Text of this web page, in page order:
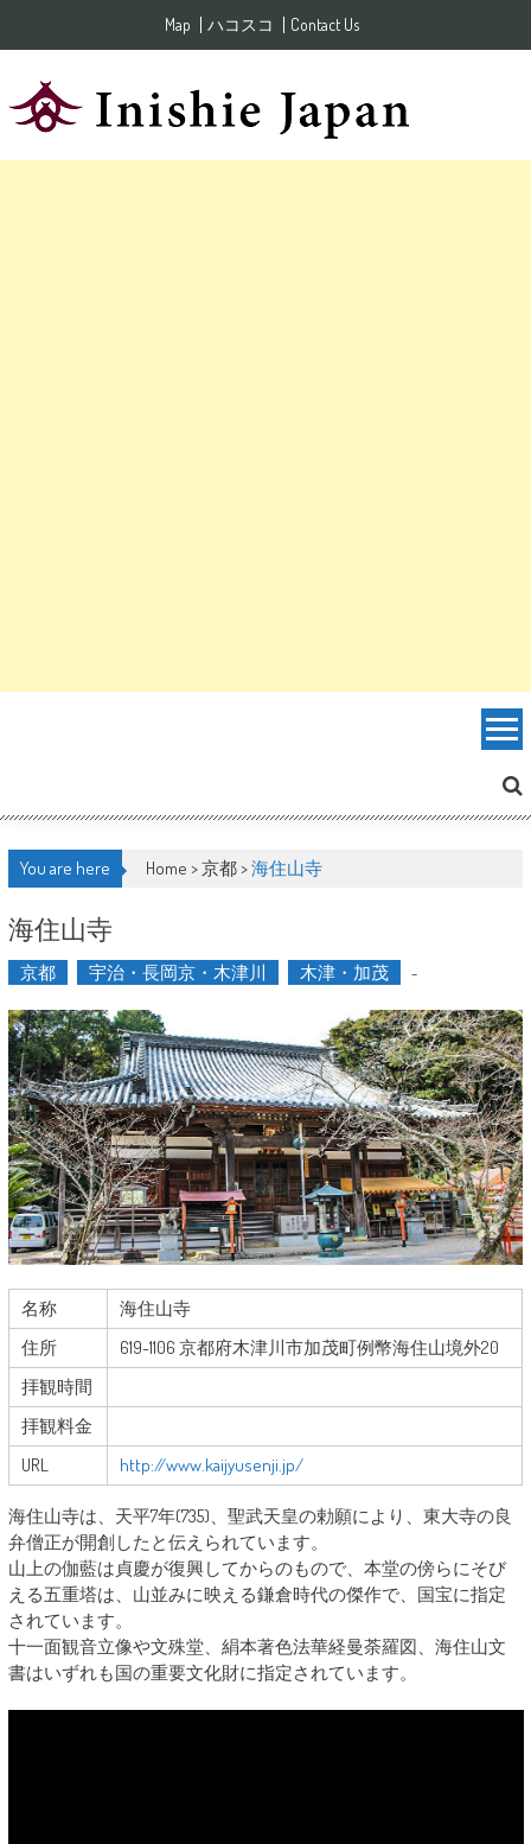
Map ハコスコ Contact Us
You are here Home >京都>海住山寺
海住山寺
京都 宇治・長岡京・木津川 木津・加茂 -
名称
海住山寺
住所
619-1106 京都府木津川市加茂町例幣海住山境外20
拝観時間
拝観料金
URL
http://www.kaijyusenji.jp/
海住山寺は、天平7年(735)、聖武天皇の勅願により、東大寺の良
弁僧正が開創したと伝えられています。
山上の伽藍は貞慶が復興してからのもので、本堂の傍らにそび
える五重塔は、山並みに映える鎌倉時代の傑作で、国宝に指定
されています。
十一面観音立像や文殊堂、絹本著色法華経曼荼羅図、海住山文
書はいずれも国の重要文化財に指定されています。